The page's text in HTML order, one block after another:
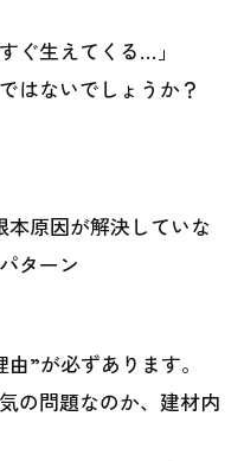
ぐ生えてくる…」
はないでしょうか？
原因が解決していな
ターン
”が必ずあります。
の問題なのか、建材内